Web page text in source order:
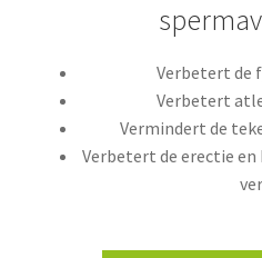
Verbetert de
Verbetert
Vermindert de
Verbetert de erectie